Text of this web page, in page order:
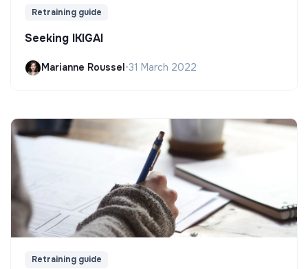
Retraining guide
Seeking IKIGAI
Marianne Roussel •31 March 2022
Retraining guide